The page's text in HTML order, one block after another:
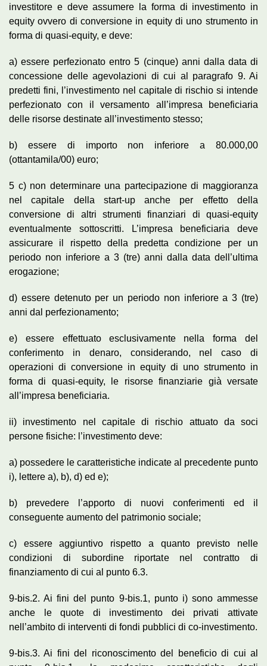
investitore e deve assumere la forma di investimento in
equity ovvero di conversione in equity di uno strumento in
forma di quasi-equity, e deve:
a) essere perfezionato entro 5 (cinque) anni dalla data di
concessione delle agevolazioni di cui al paragrafo 9. Ai
predetti fini, l’investimento nel capitale di rischio si intende
perfezionato con il versamento all’impresa beneficiaria
delle risorse destinate all’investimento stesso;
b) essere di importo non inferiore a 80.000,00
(ottantamila/00) euro;
5 c) non determinare una partecipazione di maggioranza
nel capitale della start-up anche per effetto della
conversione di altri strumenti finanziari di quasi-equity
eventualmente sottoscritti. L’impresa beneficiaria deve
assicurare il rispetto della predetta condizione per un
periodo non inferiore a 3 (tre) anni dalla data dell’ultima
erogazione;
d) essere detenuto per un periodo non inferiore a 3 (tre)
anni dal perfezionamento;
e) essere effettuato esclusivamente nella forma del
conferimento in denaro, considerando, nel caso di
operazioni di conversione in equity di uno strumento in
forma di quasi-equity, le risorse finanziarie già versate
all’impresa beneficiaria.
ii) investimento nel capitale di rischio attuato da soci
persone fisiche: l’investimento deve:
a) possedere le caratteristiche indicate al precedente punto
i), lettere a), b), d) ed e);
b) prevedere l’apporto di nuovi conferimenti ed il
conseguente aumento del patrimonio sociale;
c) essere aggiuntivo rispetto a quanto previsto nelle
condizioni di subordine riportate nel contratto di
finanziamento di cui al punto 6.3.
9-bis.2. Ai fini del punto 9-bis.1, punto i) sono ammesse
anche le quote di investimento dei privati attivate
nell’ambito di interventi di fondi pubblici di co-investimento.
9-bis.3. Ai fini del riconoscimento del beneficio di cui al